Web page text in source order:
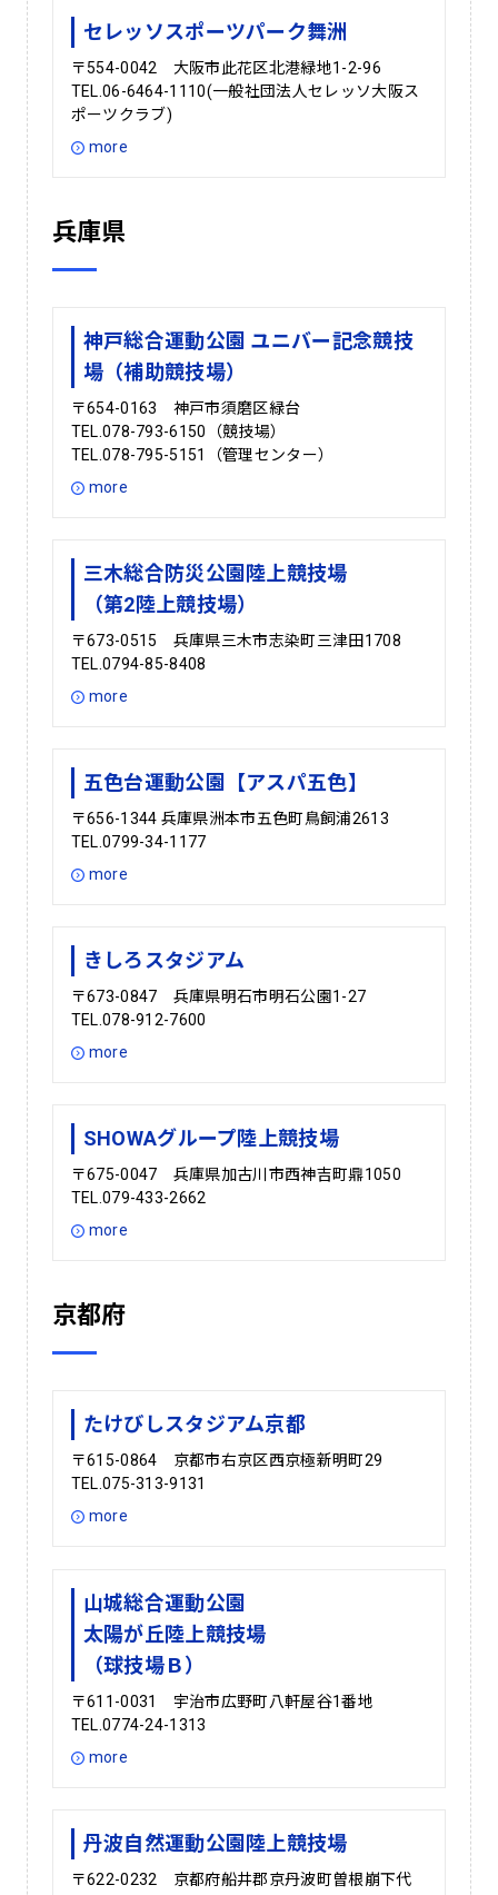
セレッソスポーツパーク舞洲
〒554-0042 大阪市此花区北港緑地1-2-96
TEL.06-6464-1110(一般社団法人セレッソ大阪ス
ポーツクラブ)
more
兵庫県
神戸総合運動公園 ユニバー記念競技
場（補助競技場）
〒654-0163 神戸市須磨区緑台
TEL.078-793-6150（競技場）
TEL.078-795-5151（管理センター）
more
三木総合防災公園陸上競技場
（第2陸上競技場）
〒673-0515 兵庫県三木市志染町三津田1708
TEL.0794-85-8408
more
五色台運動公園【アスパ五色】
〒656-1344 兵庫県洲本市五色町鳥飼浦2613
TEL.0799-34-1177
more
きしろスタジアム
〒673-0847 兵庫県明石市明石公園1-27
TEL.078-912-7600
more
SHOWAグループ陸上競技場
〒675-0047 兵庫県加古川市西神吉町鼎1050
TEL.079-433-2662
more
京都府
たけびしスタジアム京都
〒615-0864 京都市右京区西京極新明町29
TEL.075-313-9131
more
山城総合運動公園
太陽が丘陸上競技場
（球技場Ｂ）
〒611-0031 宇治市広野町八軒屋谷1番地
TEL.0774-24-1313
more
丹波自然運動公園陸上競技場
〒622-0232 京都府船井郡京丹波町曽根崩下代